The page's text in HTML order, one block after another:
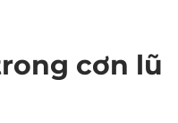
cơn lũ